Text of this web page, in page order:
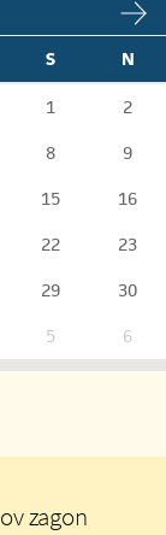
S N
1
2
8
9
15
16
22
23
29
30
5 6
zagon